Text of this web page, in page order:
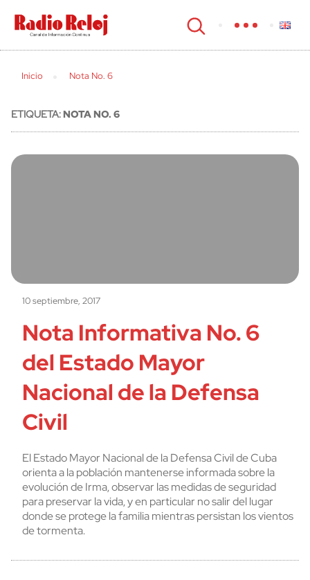
cerrar
Inicio Nota No. 6
ETIQUETA:NOTA NO. 6
10 septiembre, 2017
Nota Informativa No. 6
del Estado Mayor
Nacional de la Defensa
Civil
El Estado Mayor Nacional de la Defensa Civil de Cuba
orienta a la población mantenerse informada sobre la
evolución de Irma, observar las medidas de seguridad
para preservar la vida, y en particular no salir del lugar
donde se protege la familia mientras persistan los vientos
de tormenta.